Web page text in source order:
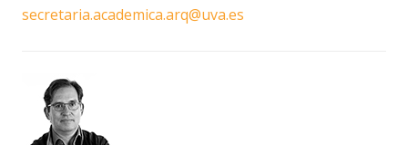
secretaria.academica.arq@uva.es